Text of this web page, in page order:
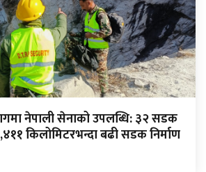
नेपाली सेनाको उपलब्धि: ३२ सडक
किलोमिटरभन्दा बढी सडक निर्माण